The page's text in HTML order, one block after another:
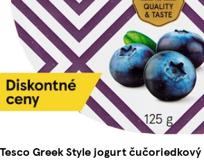
Tesco Greek Style jogurt čučoriedkový